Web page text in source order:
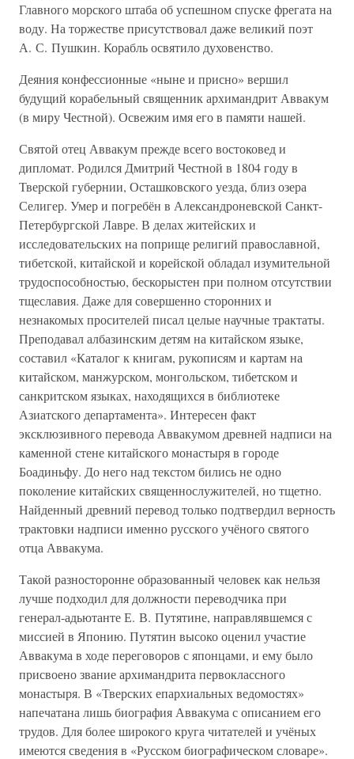
Главного морского штаба об успешном спуске фрегата на
воду. На торжестве присутствовал даже великий поэт
А. С. Пушкин. Корабль освятило духовенство.
Деяния конфессионные «ныне и присно» вершил
будущий корабельный священник архимандрит Аввакум
(в миру Честной). Освежим имя его в памяти нашей.
Святой отец Аввакум прежде всего востоковед и
дипломат. Родился Дмитрий Честной в 1804 году в
Тверской губернии, Осташковского уезда, близ озера
Селигер. Умер и погребён в Александроневской Санкт-
Петербургской Лавре. В делах житейских и
исследовательских на поприще религий православной,
тибетской, китайской и корейской обладал изумительной
трудоспособностью, бескорыстен при полном отсутствии
тщеславия. Даже для совершенно сторонних и
незнакомых просителей писал целые научные трактаты.
Преподавал албазинским детям на китайском языке,
составил «Каталог к книгам, рукописям и картам на
китайском, манжурском, монгольском, тибетском и
санкритском языках, находящихся в библиотеке
Азиатского департамента». Интересен факт
эксклюзивного перевода Аввакумом древней надписи на
каменной стене китайского монастыря в городе
Боадиньфу. До него над текстом бились не одно
поколение китайских священнослужителей, но тщетно.
Найденный древний перевод только подтвердил верность
трактовки надписи именно русского учёного святого
отца Аввакума.
Такой разносторонне образованный человек как нельзя
лучше подходил для должности переводчика при
генерал-адьютанте Е. В. Путятине, направлявшемся с
миссией в Японию. Путятин высоко оценил участие
Аввакума в ходе переговоров с японцами, и ему было
присвоено звание архимандрита первоклассного
монастыря. В «Тверских епархиальных ведомостях»
напечатана лишь биография Аввакума с описанием его
трудов. Для более широкого круга читателей и учёных
имеются сведения в «Русском биографическом словаре».